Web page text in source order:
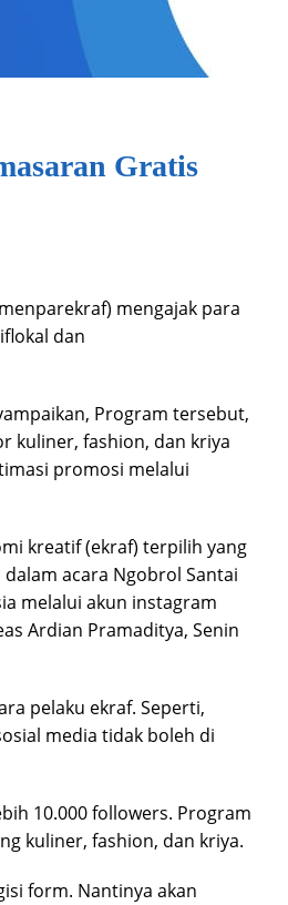
Gratis
mengajak para
dan
Program tersebut,
kuliner, fashion, dan kriya
promosi melalui
kreatif (ekraf) terpilih yang
acara Ngobrol Santai
melalui akun instagram
Ardian Pramaditya, Senin
pelaku ekraf. Seperti,
media tidak boleh di
10.000 followers. Program
kuliner, fashion, dan kriya.
form. Nantinya akan